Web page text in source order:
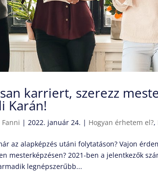
karriert, szerezz
Karán!
Fanni |2022. január 24. | Hogyan érhetem el?,
az alapképzés utáni folytatáson? Vajon
mesterképzésen? 2021-ben a jelentkezők
legnépszerűbb...